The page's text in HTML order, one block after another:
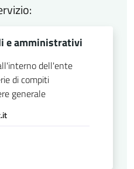
e amministrativi
dell'ente
di compiti
generale